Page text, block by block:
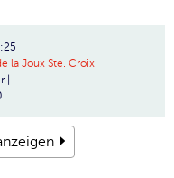
la Joux Ste. Croix